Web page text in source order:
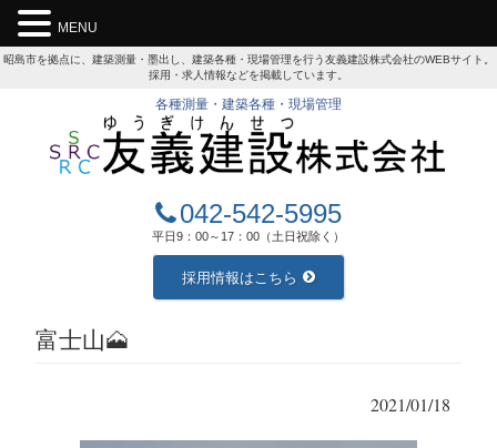
昭島市を拠点に、建築測量・墨出し、建築各種・現場管理を行う友義建設株式会社のWEBサイト。
採用・求人情報などを掲載しています。
各種測量・建築各種・現場管理
042-542-5995
平日9：00～17：00（土日祝除く）
採用情報はこちら
富士山🗻
2021/01/18
MENU